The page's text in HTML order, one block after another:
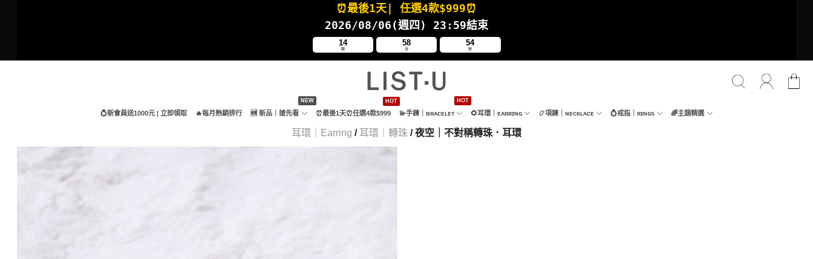
⏰最後1天 | 任選4款$999⏰
2026/08/06(週四 ) 23:59結束
14
時
58
分
52
秒
💍新會員送1000元 | 立即領取 🔥每月熱銷排行 🆕 新品｜搶先看 ⏰最後1天⏰任選4款$999 💫手鍊｜ʙʀᴀᴄᴇʟᴇᴛ 🌻耳環｜ᴇᴀʀʀɪɴɢ 📿項鍊｜ɴᴇᴄᴋʟᴀᴄᴇ 💍戒指｜ʀɪɴɢs 🌈主題精選
耳環｜Earring / 耳環｜轉珠/ 夜空｜不對稱轉珠．耳環